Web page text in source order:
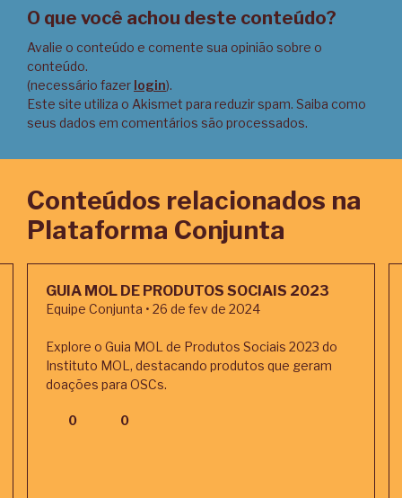
O que você achou deste conteúdo?
Avalie o conteúdo e comente sua opinião sobre o
conteúdo.
(necessário fazer login).
Este site utiliza o Akismet para reduzir spam. Saiba como
seus dados em comentários são processados.
Conteúdos relacionados na
Plataforma Conjunta
GUIA MOL DE PRODUTOS SOCIAIS 2023
Equipe Conjunta • 26 de fev de 2024
Explore o Guia MOL de Produtos Sociais 2023 do
Instituto MOL, destacando produtos que geram
doações para OSCs.
0 0